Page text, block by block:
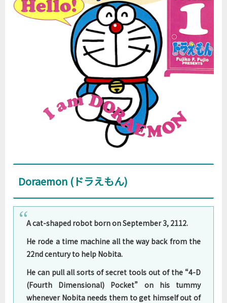
Doraemon (ドラえもん)
A cat-shaped robot born on September 3, 2112.
He rode a time machine all the way back from the
22nd century to help Nobita.
He can pull all sorts of secret tools out of the “4-D
(Fourth Dimensional) Pocket” on his tummy
whenever Nobita needs them to get himself out of